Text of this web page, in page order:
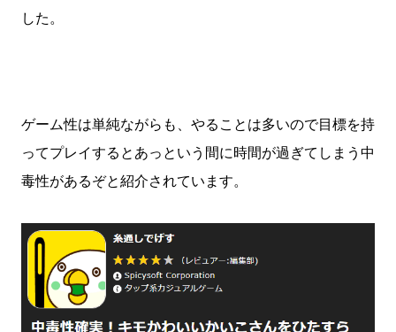
した。
ゲーム性は単純ながらも、やることは多いので目標を持
ってプレイするとあっという間に時間が過ぎてしまう中
毒性があるぞと紹介されています。